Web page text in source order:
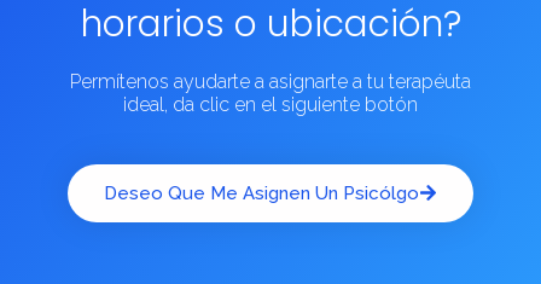
horarios o ubicación?
Permítenos ayudarte a asignarte a tu terapéuta
ideal, da clic en el siguiente botón
Deseo Que Me Asignen Un Psicólgo